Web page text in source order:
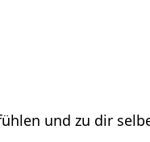
und zu dir